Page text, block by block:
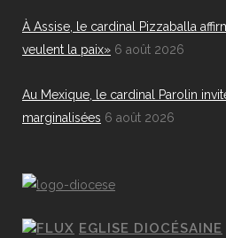
À Assise, le cardinal Pizzaballa
veulent la paix» 6 août 2026
Au Mexique, le cardinal Parolin
marginalisées 6 août 2026
EGLISE DIOCÉSAINE